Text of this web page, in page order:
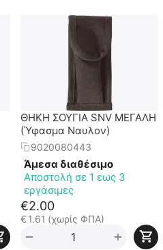
ΘΗΚΗ ΣΟΥΓΙΑ SNV ΜΕΓΑΛΗ
(Ύφασμα Ναυλον)
9020080443
Άμεσα διαθέσιμο
Αποστολή σε 1 εως 3
εργάσιμες
€2.00
€1.61 (χωρίς ΦΠΑ)
+
−